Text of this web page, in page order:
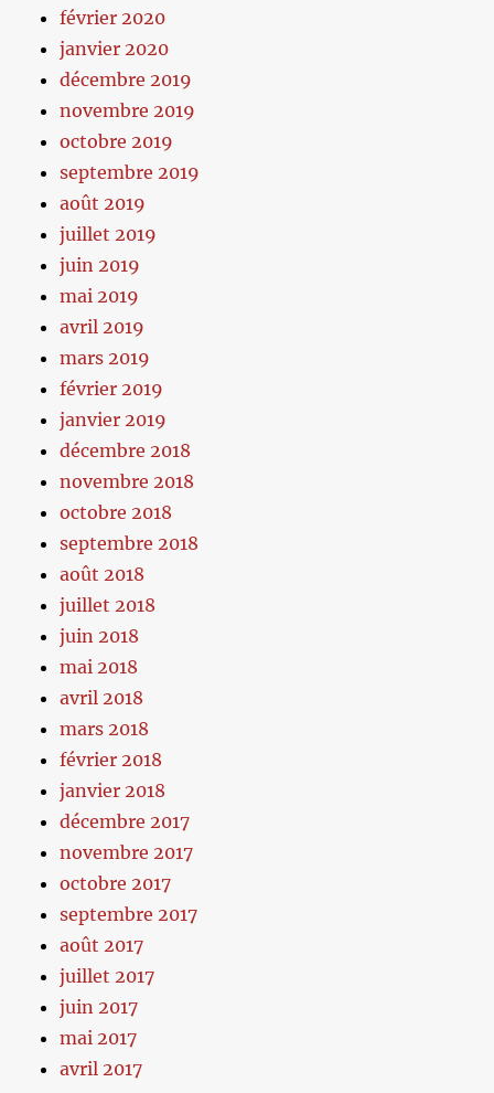
février 2020
janvier 2020
décembre 2019
novembre 2019
octobre 2019
septembre 2019
août 2019
juillet 2019
juin 2019
mai 2019
avril 2019
mars 2019
février 2019
janvier 2019
décembre 2018
novembre 2018
octobre 2018
septembre 2018
août 2018
juillet 2018
juin 2018
mai 2018
avril 2018
mars 2018
février 2018
janvier 2018
décembre 2017
novembre 2017
octobre 2017
septembre 2017
août 2017
juillet 2017
juin 2017
mai 2017
avril 2017